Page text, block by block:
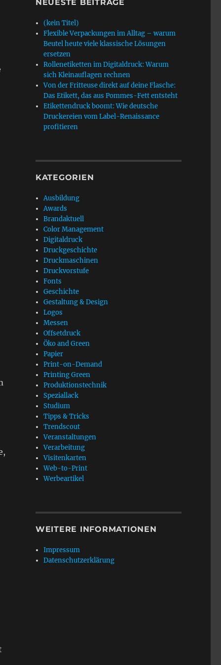
NEUESTE BEITRÄGE
(kein Titel)
Flexible Verpackungen im Alltag – warum
Beutel heute viele klassische Lösungen
ersetzen
Rollenetiketten im Digitaldruck: Warum
sich Kleinauflagen rechnen
Von der Fritteuse direkt auf deine Flasche:
Das Etikett, das aus Pommes-Fett entsteht
Etikettendruck boomt: Wie deutsche
Druckereien vom Label-Renaissance
profitieren
KATEGORIEN
Ausbildung
Awards
Brandaktuell
Color Management
Digitaldruck
Druckgeschichte
Druckmaschinen
Druckvorstufe
Fonts
Geschichte
Gestaltung & Design
Logos
Messen
Offsetdruck
Öko and Green
Papier
Print-on-Demand
Printing Green
Produktionstechnik
Speziallack
Studium
Tipps & Tricks
Trendscout
Veranstaltungen
Verarbeitung
Visitenkarten
Web-to-Print
Werbeartikel
WEITERE INFORMATIONEN
Impressum
Datenschutzerklärung